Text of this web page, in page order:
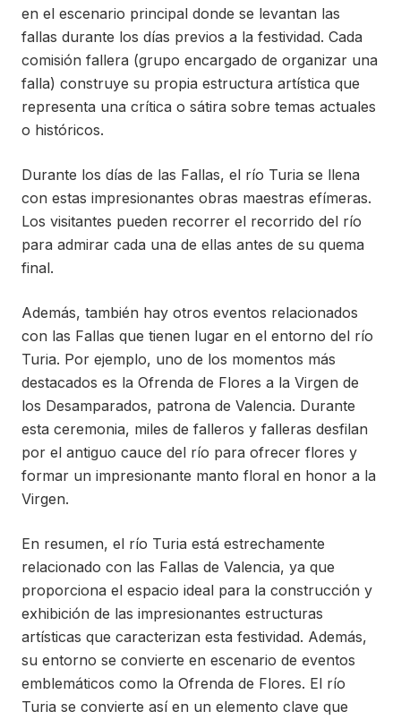
en el escenario principal donde se levantan las
fallas durante los días previos a la festividad. Cada
comisión fallera (grupo encargado de organizar una
falla) construye su propia estructura artística que
representa una crítica o sátira sobre temas actuales
o históricos.
Durante los días de las Fallas, el río Turia se llena
con estas impresionantes obras maestras efímeras.
Los visitantes pueden recorrer el recorrido del río
para admirar cada una de ellas antes de su quema
final.
Además, también hay otros eventos relacionados
con las Fallas que tienen lugar en el entorno del río
Turia. Por ejemplo, uno de los momentos más
destacados es la Ofrenda de Flores a la Virgen de
los Desamparados, patrona de Valencia. Durante
esta ceremonia, miles de falleros y falleras desfilan
por el antiguo cauce del río para ofrecer flores y
formar un impresionante manto floral en honor a la
Virgen.
En resumen, el río Turia está estrechamente
relacionado con las Fallas de Valencia, ya que
proporciona el espacio ideal para la construcción y
exhibición de las impresionantes estructuras
artísticas que caracterizan esta festividad. Además,
su entorno se convierte en escenario de eventos
emblemáticos como la Ofrenda de Flores. El río
Turia se convierte así en un elemento clave que